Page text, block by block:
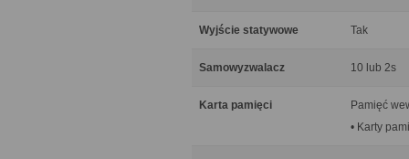
Wyjście statywowe Tak
Samowyzwalacz 10 lub 2s
Karta pamięci
Pamięć
• Karty